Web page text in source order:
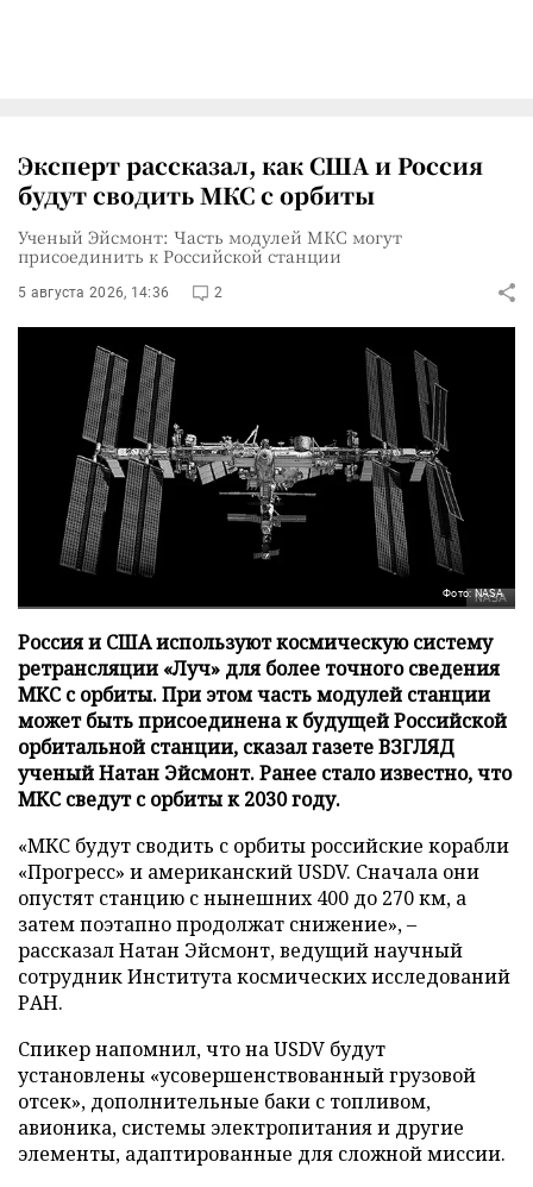
Эксперт рассказал, как США и Россия
будут сводить МКС с орбиты
Ученый Эйсмонт: Часть модулей МКС могут
присоединить к Российской станции
5 августа 2026, 14:36 2
Фото: NASA
Россия и США используют космическую систему
ретрансляции «Луч» для более точного сведения
МКС с орбиты. При этом часть модулей станции
может быть присоединена к будущей Российской
орбитальной станции, сказал газете ВЗГЛЯД
ученый Натан Эйсмонт. Ранее стало известно, что
МКС сведут с орбиты к 2030 году.
«МКС будут сводить с орбиты российские корабли
«Прогресс» и американский USDV. Сначала они
опустят станцию с нынешних 400 до 270 км, а
затем поэтапно продолжат снижение», –
рассказал Натан Эйсмонт, ведущий научный
сотрудник Института космических исследований
РАН.
Спикер напомнил, что на USDV будут
установлены «усовершенствованный грузовой
отсек», дополнительные баки с топливом,
авионика, системы электропитания и другие
элементы, адаптированные для сложной миссии.